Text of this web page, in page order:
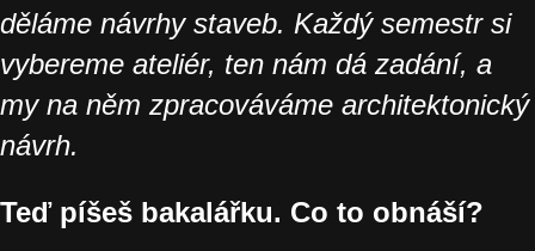
děláme návrhy staveb. Každý semestr si
vybereme ateliér, ten nám dá zadání, a
my na něm zpracováváme architektonický
návrh.
Teď píšeš bakalářku. Co to obnáší?